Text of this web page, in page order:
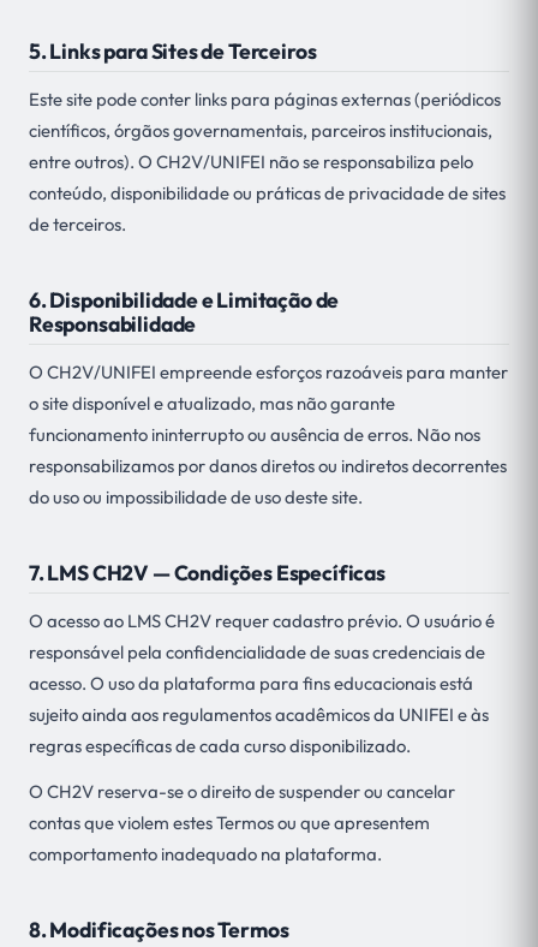
5. Links para Sites de Terceiros
Este site pode conter links para páginas externas (periódicos
científicos, órgãos governamentais, parceiros institucionais,
entre outros). O CH2V/UNIFEI não se responsabiliza pelo
conteúdo, disponibilidade ou práticas de privacidade de sites
de terceiros.
6. Disponibilidade e Limitação de
Responsabilidade
O CH2V/UNIFEI empreende esforços razoáveis para manter
o site disponível e atualizado, mas não garante
funcionamento ininterrupto ou ausência de erros. Não nos
responsabilizamos por danos diretos ou indiretos decorrentes
do uso ou impossibilidade de uso deste site.
7. LMS CH2V — Condições Específicas
O acesso ao LMS CH2V requer cadastro prévio. O usuário é
responsável pela confidencialidade de suas credenciais de
acesso. O uso da plataforma para fins educacionais está
sujeito ainda aos regulamentos acadêmicos da UNIFEI e às
regras específicas de cada curso disponibilizado.
O CH2V reserva-se o direito de suspender ou cancelar
contas que violem estes Termos ou que apresentem
comportamento inadequado na plataforma.
8. Modificações nos Termos